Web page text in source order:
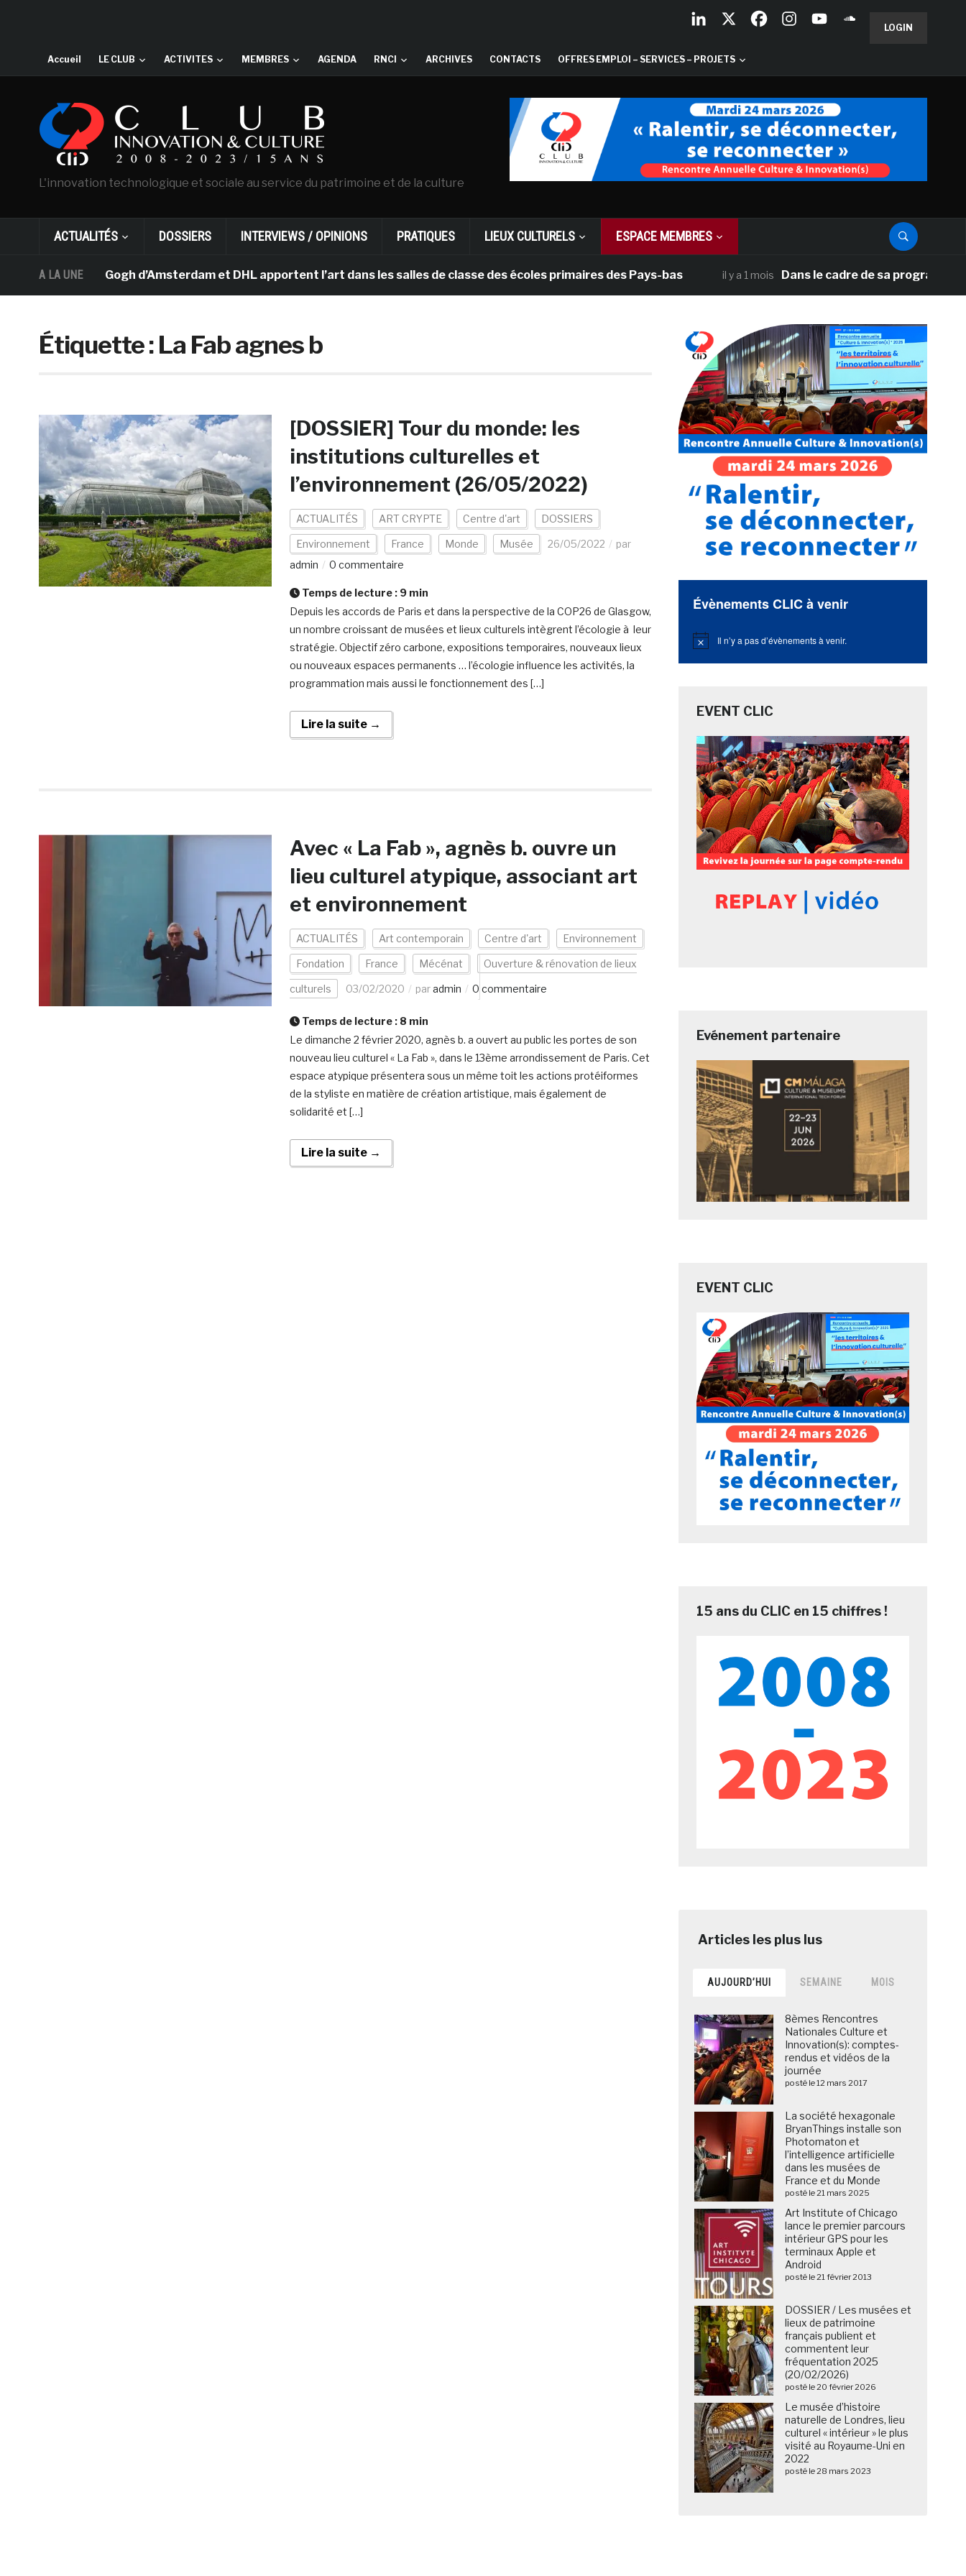
LOGIN
Accueil LE CLUB ACTIVITES MEMBRES AGENDA RNCI ARCHIVES CONTACTS OFFRES EMPLOI – SERVICES – PROJETS
L'innovation technologique et sociale au service du patrimoine et de la culture
ACTUALITÉS DOSSIERS INTERVIEWS / OPINIONS PRATIQUES LIEUX CULTURELS ESPACE MEMBRES
A LA UNE
musée Van Gogh d’Amsterdam et DHL apportent l’art dans les salles de classe des écoles primaires des Pays-bas il y a 1 mois Dans le cadre de sa programmation
Étiquette :La Fab agnes b
[DOSSIER] Tour du monde: les
institutions culturelles et
l’environnement (26/05/2022)
ACTUALITÉS ART CRYPTE Centre d'art DOSSIERS
Environnement France Monde Musée 26/05/2022
par
admin
0 commentaire
Temps de lecture : 9 min
Depuis les accords de Paris et dans la perspective de la COP26 de Glasgow,
un nombre croissant de musées et lieux culturels intègrent l’écologie à leur
stratégie. Objectif zéro carbone, expositions temporaires, nouveaux lieux
ou nouveaux espaces permanents … l’écologie influence les activités, la
programmation mais aussi le fonctionnement des […]
Lire la suite →
Avec « La Fab », agnès b. ouvre un
lieu culturel atypique, associant art
et environnement
ACTUALITÉS Art contemporain Centre d'art Environnement
Fondation France Mécénat Ouverture & rénovation de lieux
culturels 03/02/2020 paradmin 0 commentaire
Temps de lecture : 8 min
Le dimanche 2 février 2020, agnès b. a ouvert au public les portes de son
nouveau lieu culturel « La Fab », dans le 13ème arrondissement de Paris. Cet
espace atypique présentera sous un même toit les actions protéiformes
de la styliste en matière de création artistique, mais également de
solidarité et […]
Lire la suite →
Évènements CLIC à venir
Notice Il n’y a pas d’évènements à venir.
EVENT CLIC
Evénement partenaire
EVENT CLIC
15 ans du CLIC en 15 chiffres !
AUJOURD’HUI SEMAINE MOIS
8èmes Rencontres
Nationales Culture et
Innovation(s): comptes-
rendus et vidéos de la
journée
posté le 12 mars 2017
La société hexagonale
BryanThings installe son
Photomaton et
l’intelligence artificielle
dans les musées de
France et du Monde
posté le 21 mars 2025
Art Institute of Chicago
lance le premier parcours
intérieur GPS pour les
terminaux Apple et
Android
posté le 21 février 2013
DOSSIER / Les musées et
lieux de patrimoine
français publient et
commentent leur
fréquentation 2025
(20/02/2026)
posté le 20 février 2026
Le musée d’histoire
naturelle de Londres, lieu
culturel « intérieur » le plus
visité au Royaume-Uni en
2022
posté le 28 mars 2023